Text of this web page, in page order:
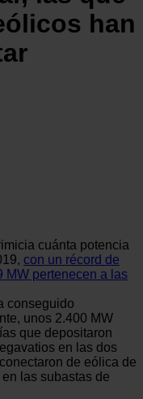
han
cuánta potencia
con un récord de
MW pertenecen a las
conseguido
unos 2.400 MW
que depositaron
en las dos
de eólica de
las subastas de